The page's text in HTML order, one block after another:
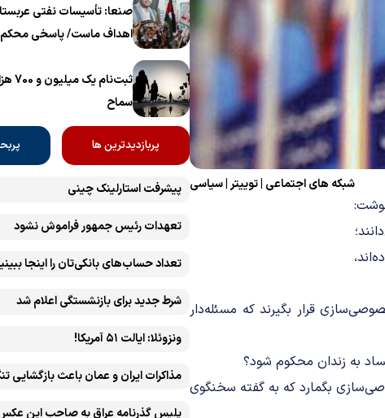
شبکه های اجتماعی توییتر| سیاسی
قرار بگیرند که مسئله‌دار
به زندان محکوم شود؟
بگمارد که به گفته سخنگوی
برگزار می‌شود
صنعا: تأسیسات نفتی
اهداف ماست/ پاسخی
سماح ‌
پربازدیدترین ها
پیشرفت ‏استارلینک چینی
تعهدات رئیس جمهور فراموش نشود
تعداد حساب‌های بانکی‌تان را اینجا
شرط جدید برای بازنشستگی اعلام شد
ونزوئلا: ایالت ۵۱ آمریکا!
مذاکرات ایران و عمان باعث بازگشایی
پلیس گذرنامه عراق به صاحب این